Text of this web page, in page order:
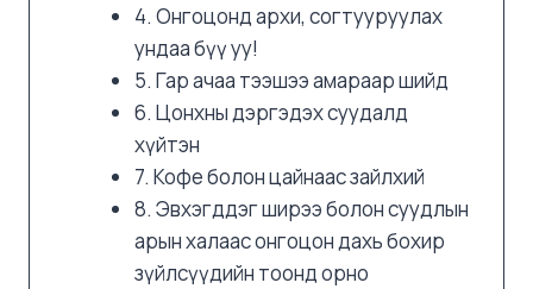
4. Онгоцонд архи, согтууруулах
ундаа бүү уу!
5. Гар ачаа тээшээ амараар шийд
6. Цонхны дэргэдэх суудалд
хүйтэн
7. Кофе болон цайнаас зайлхий
8. Эвхэгддэг ширээ болон суудлын
арын халаас онгоцон дахь бохир
зүйлсүүдийн тоонд орно